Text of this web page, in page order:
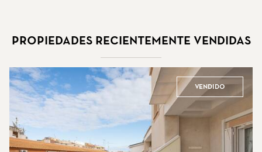
Propiedades recientemente vendidas
Vendido